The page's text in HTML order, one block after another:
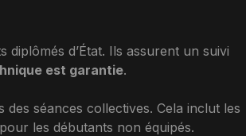
d’État. Ils assurent un suivi
est garantie.
des séances collectives. Cela inclut les
les débutants non équipés.